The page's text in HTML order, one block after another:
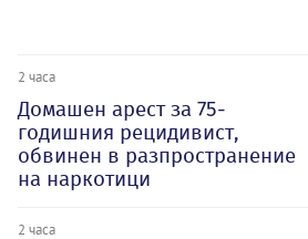
2 часа
Домашен арест за 75-
годишния рецидивист,
обвинен в разпространение
на наркотици
2 часа